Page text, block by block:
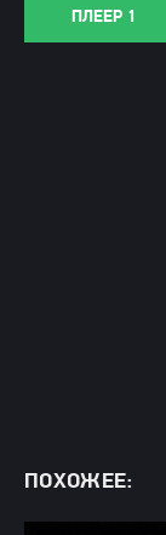
ПЛЕЕР 1
ПОХОЖЕЕ: